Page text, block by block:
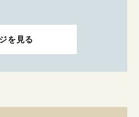
を見る